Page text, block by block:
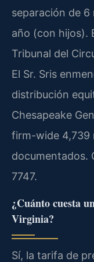
separación de 6
año (con hijos).
Tribunal del
El Sr. Sris
distribución
Chesapeake
firm-wide 4,739
7747.
¿Cuánto cuesta
Virginia?
Sí, la tarifa de